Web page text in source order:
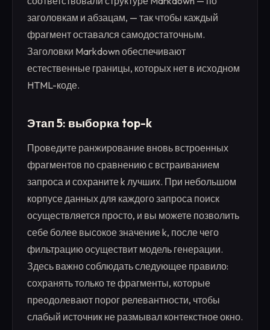
заголовкам и абзацам, — так чтобы каждый
фрагмент оставался самодостаточным.
Заголовки Markdown обеспечивают
естественные границы, которых нет в исходном
HTML-коде.
Этап 5: выборка top-k
Проведите ранжирование вновь встроенных
фрагментов по сравнению с встраиванием
запроса и сохраните k лучших. При небольшом
корпусе данных для каждого запроса поиск
осуществляется просто, и вы можете позволить
себе более высокое значение k, после чего
фильтрацию осуществит модель генерации.
Здесь важно соблюдать следующее правило:
сохранять только те фрагменты, которые
преодолевают порог релевантности, чтобы
слабый источник не размывал контекстное окно.